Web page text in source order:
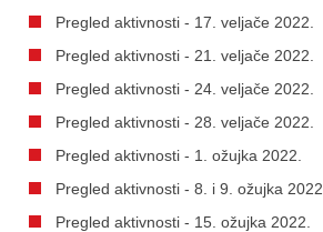
Pregled aktivnosti - 17. veljače 2022.
Pregled aktivnosti - 21. veljače 2022.
Pregled aktivnosti - 24. veljače 2022.
Pregled aktivnosti - 28. veljače 2022.
Pregled aktivnosti - 1. ožujka 2022.
Pregled aktivnosti - 8. i 9. ožujka 2022.
Pregled aktivnosti - 15. ožujka 2022.